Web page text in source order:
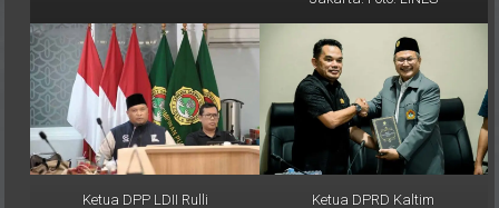
Ketua DPP LDII Rulli
Kuswahyudi dan Ketua Biro
Ketua DPRD Kaltim
Hasanuddin Mas'ud menerima